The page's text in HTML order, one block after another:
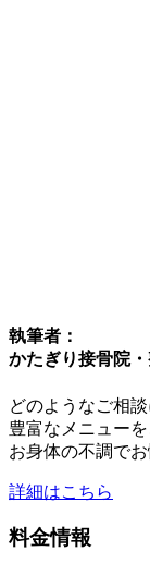
執筆者：
かたぎり接骨院
どのようなご相
豊富なメニュー
お身体の不調で
詳細はこちら
料金情報